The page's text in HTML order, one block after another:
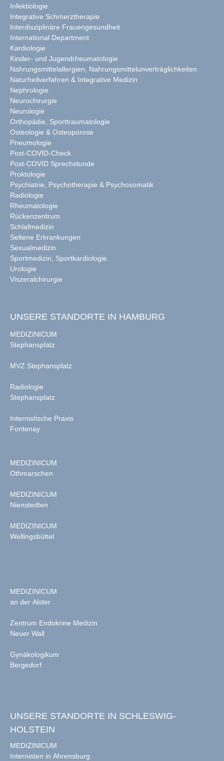
Infektiologie
Integrative Schmerztherapie
Interdisziplinäre Frauengesundheit
International Department
Kardiologie
Kinder- und Jugendrheumatologie
Nahrungsmittelallergien, Nahrungsmittelunverträglichkeiten
Naturheilverfahren & Integrative Medizin
Nephrologie
Neurochirurgie
Neurologie
Orthopädie, Sporttraumatologie
Osteologie & Osteoporose
Pneumologie
Post-COVID-Check
Post-COVID Sprechstunde
Proktologie
Psychiatrie, Psychotherapie & Psychosomatik
Radiologie
Rheumatologie
Rückenzentrum
Schlafmedizin
Seltene Erkrankungen
Sexualmedizin
Sportmedizin, Sportkardiologie
Urologie
Viszeralchirurgie
UNSERE STANDORTE IN HAMBURG
MEDIZINICUM
Stephansplatz
MVZ Stephansplatz
Radiologie
Stephansplatz
Internistische Praxis
Fontenay
MEDIZINICUM
Othmarschen
MEDIZINICUM
Nienstedten
MEDIZINICUM
Wellingsbüttel
MEDIZINICUM
an der Alster
Zentrum Endokrine Medizin
Neuer Wall
Gynäkologikum
Bergedorf
UNSERE STANDORTE IN SCHLESWIG-
HOLSTEIN
MEDIZINICUM
Internisten in Ahrensburg